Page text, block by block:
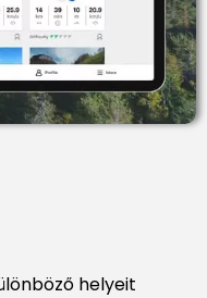
helyeit